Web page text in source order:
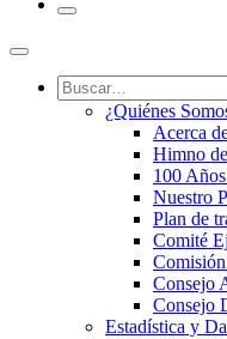
¿Quiénes
Acerca
Himno
100
Nuestro
Plan de
Comité
Consejo
Consejo
Estadística y